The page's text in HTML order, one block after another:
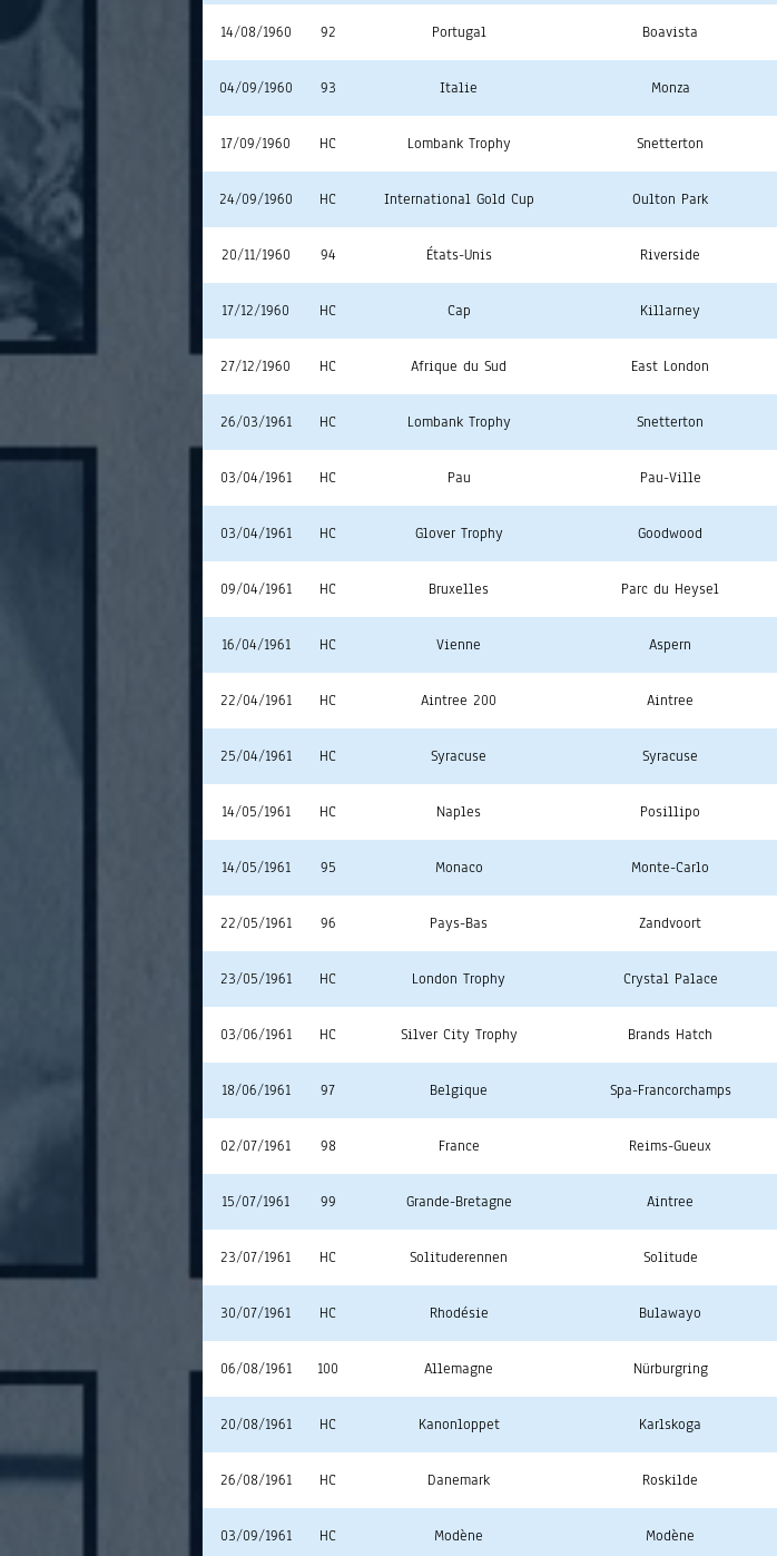
14/08/1960 92 Portugal Boavista
04/09/1960 93 Italie Monza
17/09/1960 HC Lombank Trophy Snetterton
24/09/1960 HC International Gold Cup Oulton Park
20/11/1960 94 États-Unis Riverside
17/12/1960 HC Cap Killarney
27/12/1960 HC Afrique du Sud East London
26/03/1961 HC Lombank Trophy Snetterton
03/04/1961 HC Pau Pau-Ville
03/04/1961 HC Glover Trophy Goodwood
09/04/1961 HC Bruxelles Parc du Heysel
16/04/1961 HC Vienne Aspern
22/04/1961 HC Aintree 200 Aintree
25/04/1961 HC Syracuse Syracuse
14/05/1961 HC Naples Posillipo
14/05/1961 95 Monaco Monte-Carlo
22/05/1961 96 Pays-Bas Zandvoort
23/05/1961 HC London Trophy Crystal Palace
03/06/1961 HC Silver City Trophy Brands Hatch
18/06/1961 97 Belgique Spa-Francorchamps
02/07/1961 98 France Reims-Gueux
15/07/1961 99 Grande-Bretagne Aintree
23/07/1961 HC Solituderennen Solitude
30/07/1961 HC Rhodésie Bulawayo
06/08/1961 100 Allemagne Nürburgring
20/08/1961 HC Kanonloppet Karlskoga
26/08/1961 HC Danemark Roskilde
03/09/1961 HC Modène Modène